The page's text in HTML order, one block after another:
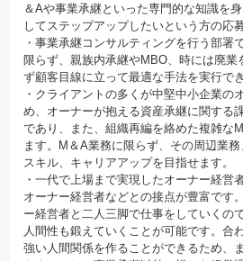
＆Aや事業承継といった専門的な知識を
してステップアップしたいという方の応
・事業承継コンサルティングを行う部署
限らず、親族内承継やMBO、時には廃業
ず顧客目線に立って最適な手法を実行で
・クライアントの多くが中堅中小企業の
め、オーナーが抱える資産承継に関する
であり、また、組織再編を絡めた複雑な
ます。M＆A業務に限らず、その周辺業務
スキル、キャリアアップを目指せます。
・一代で上場まで実現したオーナー経営
オーナー経営者などとの接点が豊富です
ー経営者と二人三脚で仕事をしていくの
人間性も鍛えていくことが可能です。合
強い人間関係を作ることができるため、